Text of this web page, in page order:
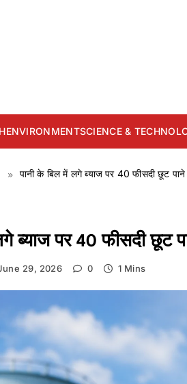
ENVIRONMENTSCIENCE &
पानी के बिल में लगे ब्याज पर 40 फीसदी छूट
ब्याज पर 40 फीसदी छूट
29, 2026 0 1 Mins